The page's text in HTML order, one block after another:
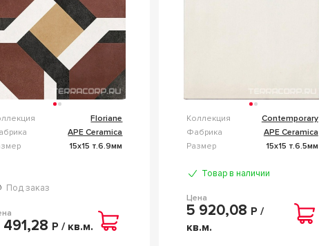
Floriane
APE Ceramica
15x15 т.6.9мм
Под заказ
491,28 Р / кв.м.
Коллекция
Contemporary
Фабрика
APE Ceramica
Размер
15x15 т.6.5мм
Товар в наличии
Цена
5 920,08 Р /
кв.м.